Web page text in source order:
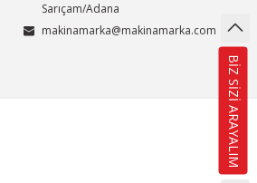
Sarıçam/Adana
makinamarka@makinamarka.com
BİZ SİZİ ARAYALIM